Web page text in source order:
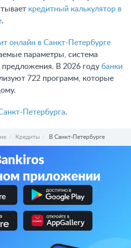
кредитный калькулятор в
.
онлайн в Санкт-Петербурге
параметры, система
В 2026 году банки
722 программ, которые
Петербурга.
Кредиты В Санкт-Петербурге
в мобильном приложении